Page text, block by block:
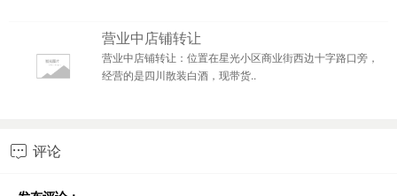
营业中店铺转让
营业中店铺转让：位置在星光小区商业街西边十字路口旁，
经营的是四川散装白酒，现带货..
 评论